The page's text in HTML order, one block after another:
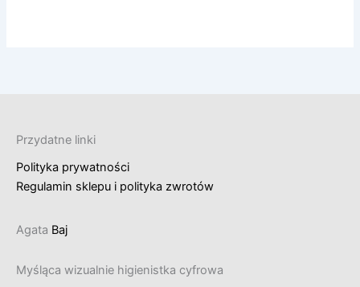
Przydatne linki
Polityka prywatności
Regulamin sklepu i polityka zwrotów
Agata Baj
Myśląca wizualnie higienistka cyfrowa